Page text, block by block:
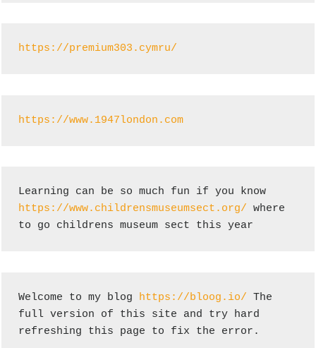
https://premium303.cymru/
https://www.1947london.com
https://www.childrensmuseumsect.org/ where
to go childrens museum sect this year
Welcome to my blog https://bloog.io/ The
full version of this site and try hard
refreshing this page to fix the error.